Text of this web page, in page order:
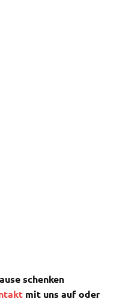
schenken
mit uns auf oder